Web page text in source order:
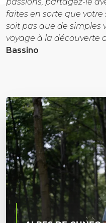
faites en sorte que
soit pas que de simples
voyage à la découverte
Bassino